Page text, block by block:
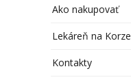
Ako nakupovať
Lekáreň na Korze
Kontakty